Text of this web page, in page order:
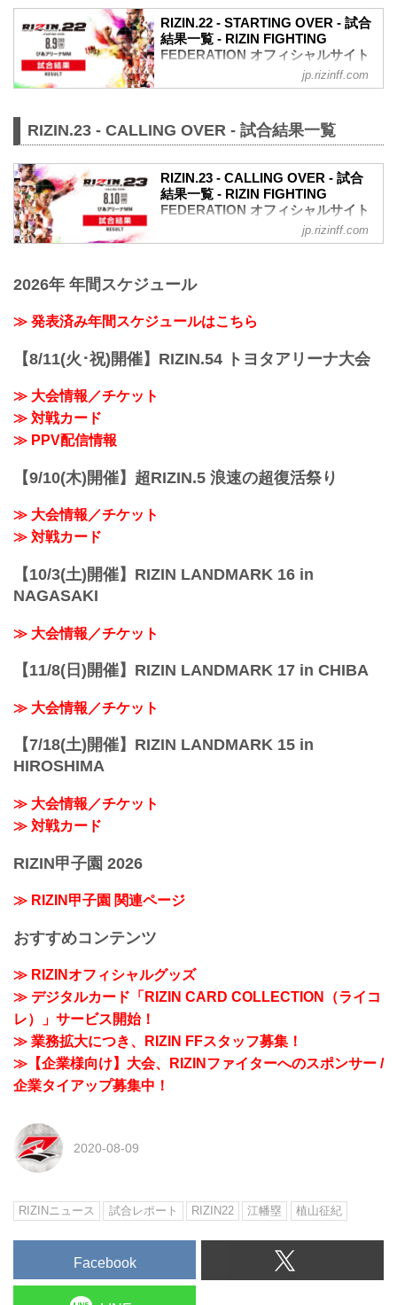
RIZIN.22 - STARTING OVER - 試合
結果一覧 - RIZIN FIGHTING
FEDERATION オフィシャルサイト
第9試合／スペシャルワンマッチ 矢地祐
（LOSE）矢地祐介 vs. ホベルト・サト
シ・ソウザ（WIN）
1R 1分52秒 TKO（レフェリーストップ：
グラウンドパンチ）
試合結果詳細
第8試合／スペシャルワンマッチ 浜崎朱
RIZIN 女子MMAルール：5分
※肘あり
2R 1分26秒 S（タップアウト：アー...
jp.rizinff.com
RIZIN.23 - CALLING OVER - 試合結果一覧
RIZIN.23 - CALLING OVER - 試合
結果一覧 - RIZIN FIGHTING
FEDERATION オフィシャルサイト
第9試合／バンタム級タイトルマッチ 朝
※肘あり
1R 4分31秒 TKO（レフェリーストップ：
試合結果詳細
第8試合／スペシャルワンマッチ 元谷友
3R 2分19秒 S（タップアウト：フロン...
jp.rizinff.com
2026年 年間スケジュール
≫ 発表済み年間スケジュールはこちら
【8/11(火･祝)開催】RIZIN.54 トヨタアリーナ大会
≫ 大会情報／チケット
≫ 対戦カード
≫ PPV配信情報
【9/10(木)開催】超RIZIN.5 浪速の超復活祭り
≫ 大会情報／チケット
≫ 対戦カード
【10/3(土)開催】RIZIN LANDMARK 16 in
NAGASAKI
≫ 大会情報／チケット
【11/8(日)開催】RIZIN LANDMARK 17 in CHIBA
≫ 大会情報／チケット
【7/18(土)開催】RIZIN LANDMARK 15 in
HIROSHIMA
≫ 大会情報／チケット
≫ 対戦カード
RIZIN甲子園 2026
≫ RIZIN甲子園 関連ページ
おすすめコンテンツ
≫ RIZINオフィシャルグッズ
≫ デジタルカード「RIZIN CARD COLLECTION（ライコ
レ）」サービス開始！
≫ 業務拡大につき、RIZIN FFスタッフ募集！
≫【企業様向け】大会、RIZINファイターへのスポンサー /
企業タイアップ募集中！
2020-08-09
RIZINニュース 試合レポート RIZIN22 江幡塁 植山征紀
Facebook